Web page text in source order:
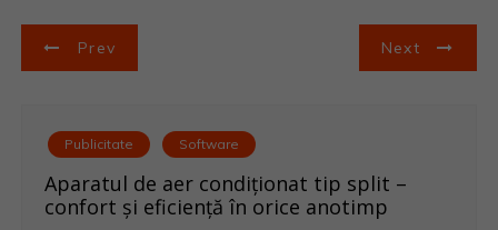
N
Prev Next
Publicitate Software
Aparatul de aer condiționat tip split –
confort și eficiență în orice anotimp